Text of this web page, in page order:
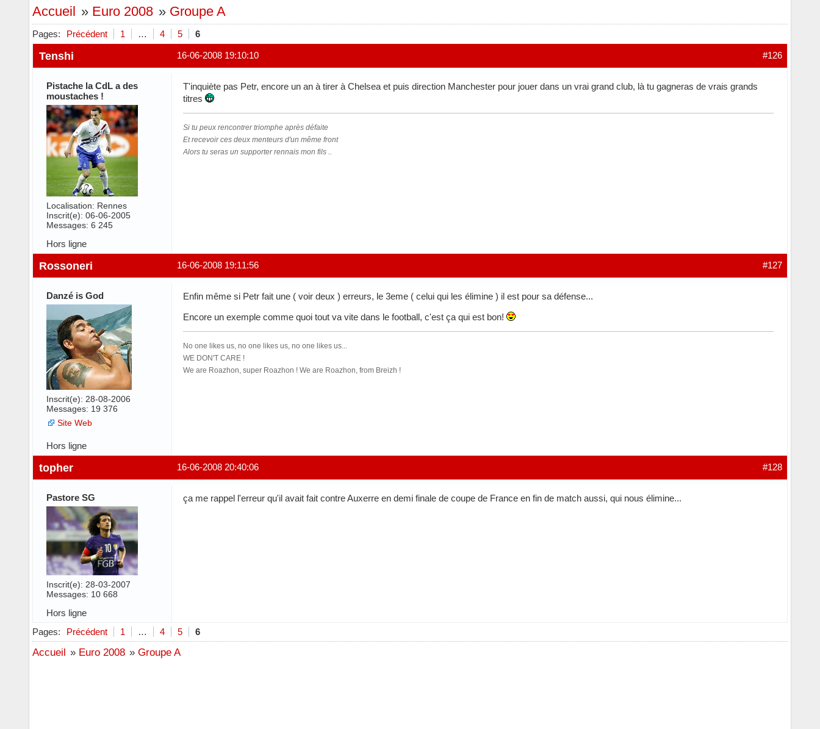
Accueil » Euro 2008 » Groupe A
Pages: Précédent 1 … 4 5 6
#126
16-06-2008 19:10:10
Tenshi
Pistache la CdL a des
moustaches !
Localisation: Rennes
Inscrit(e): 06-06-2005
Messages: 6 245
T'inquiète pas Petr, encore un an à tirer à Chelsea et puis direction Manchester pour jouer dans un vrai grand club, là tu gagneras de vrais grands
titres
Si tu peux rencontrer triomphe après défaite
Et recevoir ces deux menteurs d'un même front
Alors tu seras un supporter rennais mon fils ..
Hors ligne
#127
16-06-2008 19:11:56
Rossoneri
Danzé is God
Inscrit(e): 28-08-2006
Messages: 19 376
Site Web
Enfin même si Petr fait une ( voir deux ) erreurs, le 3eme ( celui qui les élimine ) il est pour sa défense...
Encore un exemple comme quoi tout va vite dans le football, c'est ça qui est bon!
No one likes us, no one likes us, no one likes us...
WE DON'T CARE !
We are Roazhon, super Roazhon ! We are Roazhon, from Breizh !
Hors ligne
#128
16-06-2008 20:40:06
topher
Pastore SG
Inscrit(e): 28-03-2007
Messages: 10 668
ça me rappel l'erreur qu'il avait fait contre Auxerre en demi finale de coupe de France en fin de match aussi, qui nous élimine...
Hors ligne
Pages:
Précédent 1 … 4 5 6
Accueil » Euro 2008 » Groupe A